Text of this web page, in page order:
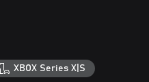
XBOX Series X|S